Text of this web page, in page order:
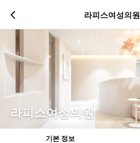
라피스여성의원
라피스여성의원
기본 정보